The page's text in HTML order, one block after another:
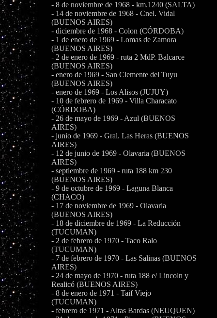
- 8 de noviembre de 1968 - km.1240 (SALTA)
- 14 de noviembre de 1968 - Cnel. Vidal
(BUENOS AIRES)
- diciembre de 1968 - Colon (CÓRDOBA)
- 1 de enero de 1969 - Lomas de Zamora
(BUENOS AIRES)
- 2 de enero de 1969 - ruta 2 MdP. Balcarce
(BUENOS AIRES)
- enero de 1969 - San Clemente del Tuyu
(BUENOS AIRES)
- enero de 1969 - Los Alisos (JUJUY)
- 10 de febrero de 1969 - Villa Characato
(CÓRDOBA)
- 26 de mayo de 1969 - Azul (BUENOS
AIRES)
- junio de 1969 - Gral. Las Heras (BUENOS
AIRES)
- 12 de junio de 1969 - Olavaria (BUENOS
AIRES)
- septiembre de 1969 - ruta 188 km 230
(BUENOS AIRES)
- 9 de octubre de 1969 - Laguna Blanca
(CHACO)
- 17 de noviembre de 1969 - Olavaria
(BUENOS AIRES)
- 18 de diciembre de 1969 - La Reducción
(TUCUMAN)
- 2 de febrero de 1970 - Taco Ralo
(TUCUMAN)
- 7 de febrero de 1970 - Las Salinas (BUENOS
AIRES)
- 24 de mayo de 1970 - ruta 188 e/ Lincoln y
Realicó (BUENOS AIRES)
- 8 de enero de 1971 - Taif Viejo
(TUCUMAN)
- febrero de 1971 - Altas Bardas (NEUQUEN)